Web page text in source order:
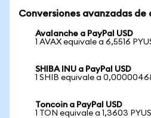
Conversiones avanzadas de
Avalanche a PayPal USD
1 AVAX equivale a 6,5516
SHIBA INU a PayPal USD
1 SHIB equivale a
Toncoin a PayPal USD
1 TON equivale a 1,3603